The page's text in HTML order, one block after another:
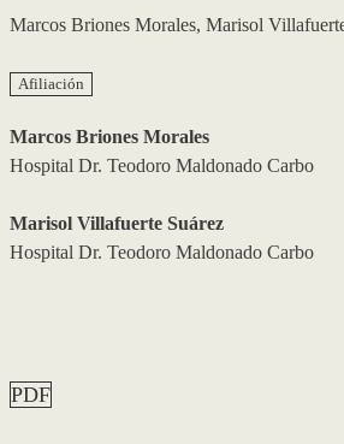
Marcos Briones Morales, Marisol
Afiliación
Marcos Briones Morales
Hospital Dr. Teodoro Maldonado Carbo
Marisol Villafuerte Suárez
Hospital Dr. Teodoro Maldonado Carbo
PDF